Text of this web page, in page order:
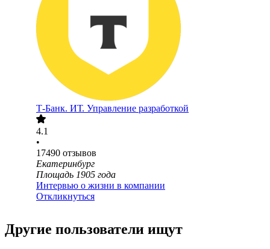
Т-Банк. ИТ. Управление разработкой
4.1
•
17490 отзывов
Екатеринбург
Площадь 1905 года
Интервью о жизни в компании
Откликнуться
Другие пользователи ищут